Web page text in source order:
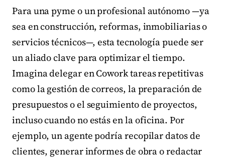
Para una pyme o un profesional autónomo —ya
sea en construcción, reformas, inmobiliarias o
servicios técnicos—, esta tecnología puede ser
un aliado clave para optimizar el tiempo.
Imagina delegar en Cowork tareas repetitivas
como la gestión de correos, la preparación de
presupuestos o el seguimiento de proyectos,
incluso cuando no estás en la oficina. Por
ejemplo, un agente podría recopilar datos de
clientes, generar informes de obra o redactar